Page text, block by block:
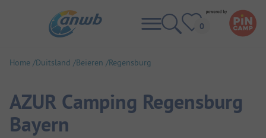
Home Duitsland Beieren Regensburg
AZUR Camping Regensburg
Bayern